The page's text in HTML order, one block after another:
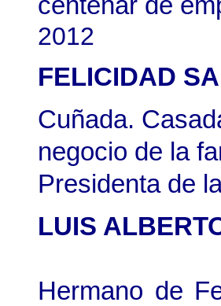
2012
FELICIDAD
Cuñada.
negocio de la
Presidenta de
LUIS
Hermano de